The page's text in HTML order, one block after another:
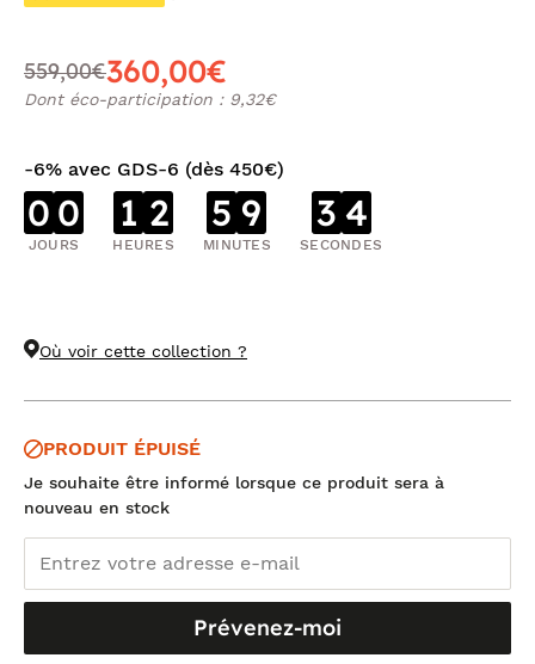
559,00€360,00€
Dont éco-participation : 9,32€
-6% avec GDS-6 (dès 450€)
0 0
JOURS
1 2
HEURES
5 9
MINUTES
3 3
SECONDES
Où voir cette collection ?
PRODUIT ÉPUISÉ
Je souhaite être informé lorsque ce produit sera à
nouveau en stock
Prévenez-moi